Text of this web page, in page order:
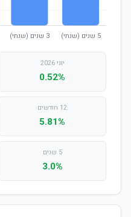
יוני 2026
0.52%
12 חודשים
5.81%
5 שנים
3.0%